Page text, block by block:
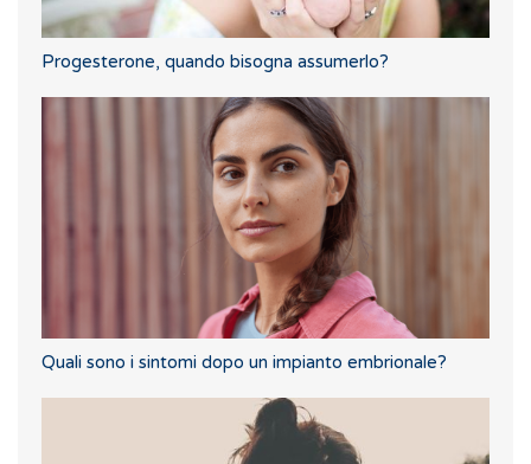
Progesterone, quando bisogna assumerlo?
Quali sono i sintomi dopo un impianto embrionale?